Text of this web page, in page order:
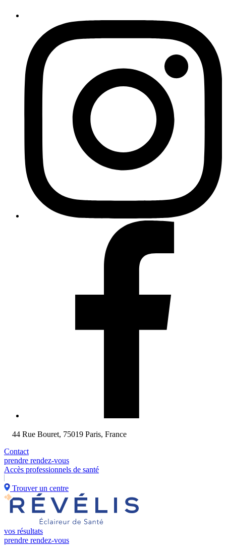
44 Rue Bouret, 75019 Paris, France
Contact
prendre rendez-vous
Accès professionnels de santé
Trouver un centre
vos résultats
prendre rendez-vous